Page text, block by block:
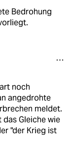
Bedrohung
noch
angedrohte
meldet.
Gleiche wie
"der Krieg ist